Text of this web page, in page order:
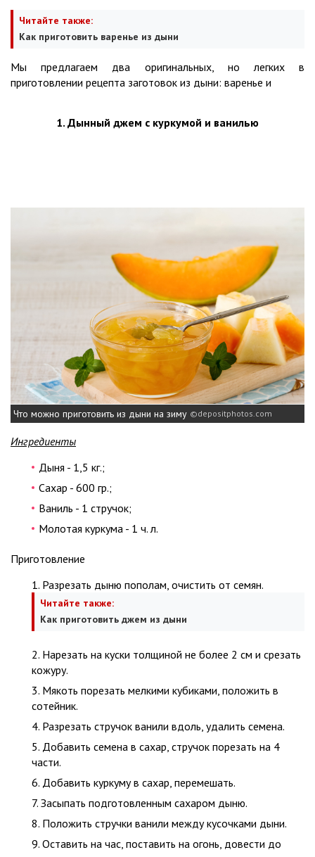
Читайте также:
Как приготовить варенье из дыни
Мы предлагаем два оригинальных, но легких в
приготовлении рецепта заготовок из дыни: варенье и
1. Дынный джем с куркумой и ванилью
Что можно приготовить из дыни на зиму depositphotos.com
Ингредиенты
Дыня - 1,5 кг.;
Сахар - 600 гр.;
Ваниль - 1 стручок;
Молотая куркума - 1 ч. л.
Приготовление
Разрезать дыню пополам, очистить от семян.
Читайте также:
Как приготовить джем из дыни
Нарезать на куски толщиной не более 2 см и срезать
кожуру.
Мякоть порезать мелкими кубиками, положить в
сотейник.
Разрезать стручок ванили вдоль, удалить семена.
Добавить семена в сахар, стручок порезать на 4
части.
Добавить куркуму в сахар, перемешать.
Засыпать подготовленным сахаром дыню.
Положить стручки ванили между кусочками дыни.
Оставить на час, поставить на огонь, довести до